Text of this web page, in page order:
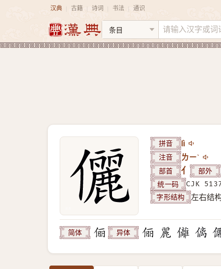
汉典 古籍 诗词 书法 通识
拼音 lì
注音 ㄌㄧˋ
部首 亻 部外
统一码 CJK
字形结构 左右结
简体 异体